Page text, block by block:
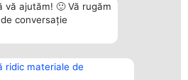
vă ajutăm! 🙂 Vă rugăm
conversație
ridic materiale de
Plebiscyt Contact